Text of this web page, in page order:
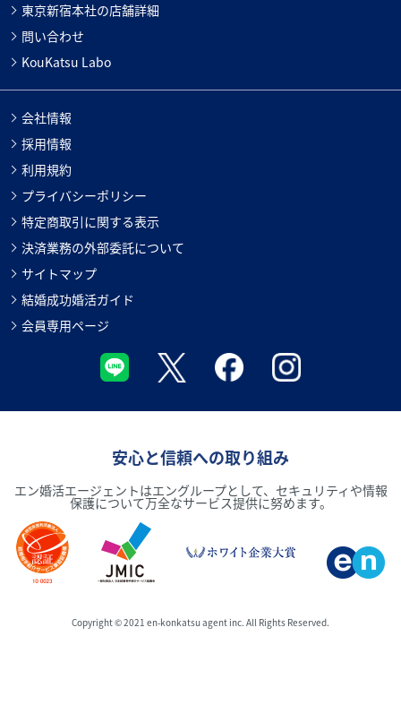
東京新宿本社の店舗詳細
問い合わせ
KouKatsu Labo
会社情報
採用情報
利用規約
プライバシーポリシー
特定商取引に関する表示
決済業務の外部委託について
サイトマップ
結婚成功婚活ガイド
会員専用ページ
安心と信頼への取り組み
エン婚活エージェントはエングループとして、セキュリティや情報
保護について万全なサービス提供に努めます。
Copyright © 2021 en-konkatsu agent inc. All Rights Reserved.